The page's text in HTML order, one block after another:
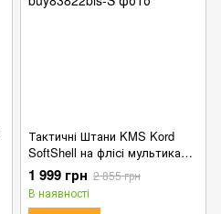
Тактичні Штани KMS Kord
SoftShell на флісі мультикам
розмір S
1 999 грн 2 855 грн
В наявності